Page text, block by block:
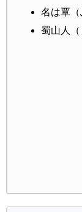
名は覃（
蜀山人（